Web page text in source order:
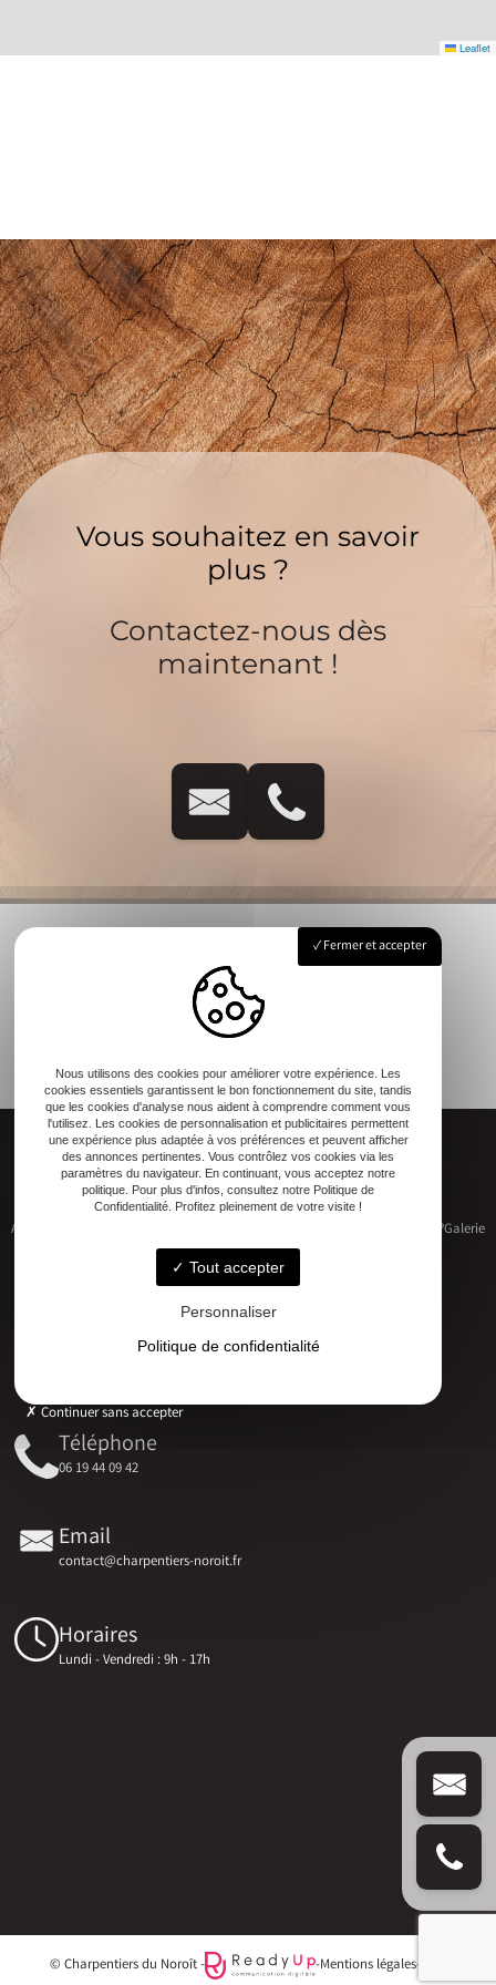
Leaflet
Vous souhaitez en savoir
plus ?
Contactez-nous dès
maintenant !
Accueil Qui sommes-nous ?Galerie
Contact
Téléphone
06 19 44 09 42
Email
contact@charpentiers-noroit.fr
Horaires
Lundi - Vendredi : 9h - 17h
© Charpentiers du Noroît - -Mentions légales-
Fermer et accepter
Nous utilisons des cookies pour améliorer votre expérience. Les
cookies essentiels garantissent le bon fonctionnement du site, tandis
que les cookies d'analyse nous aident à comprendre comment vous
l'utilisez. Les cookies de personnalisation et publicitaires permettent
une expérience plus adaptée à vos préférences et peuvent afficher
des annonces pertinentes. Vous contrôlez vos cookies via les
paramètres du navigateur. En continuant, vous acceptez notre
politique. Pour plus d'infos, consultez notre Politique de
Confidentialité. Profitez pleinement de votre visite !
Tout accepter
Personnaliser
Politique de confidentialité
Continuer sans accepter